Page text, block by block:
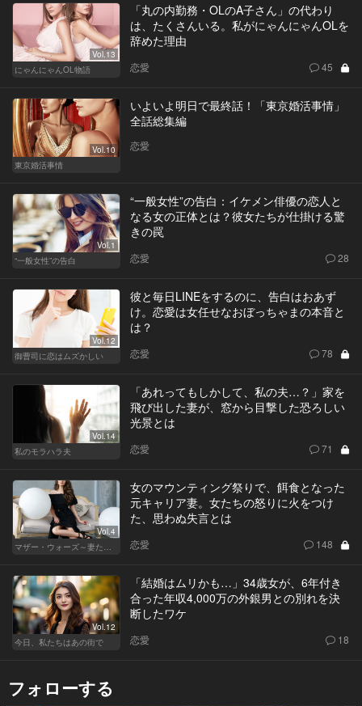
Vol.13
にゃんにゃんOL物語
「丸の内勤務・OLのA子さん」の代わり
は、たくさんいる。私がにゃんにゃんOLを
辞めた理由
恋愛 45
Vol.10
東京婚活事情
いよいよ明日で最終話！「東京婚活事情」
全話総集編
恋愛
Vol.1
“一般女性”の告白
“一般女性”の告白：イケメン俳優の恋人と
なる女の正体とは？彼女たちが仕掛ける驚
きの罠
恋愛 28
Vol.12
御曹司に恋はムズかしい
彼と毎日LINEをするのに、告白はおあず
け。恋愛は女任せなおぼっちゃまの本音と
は？
恋愛 78
Vol.14
私のモラハラ夫
「あれってもしかして、私の夫…？」家を
飛び出した妻が、窓から目撃した恐ろしい
光景とは
恋愛 71
Vol.4
女のマウンティング祭りで、餌食となった
元キャリア妻。女たちの怒りに火をつけ
た、思わぬ失言とは
恋愛 148
Vol.12
今日、私たちはあの街で
「結婚はムリかも…」34歳女が、6年付き
合った年収4,000万の外銀男との別れを決
断したワケ
恋愛 18
フォローする